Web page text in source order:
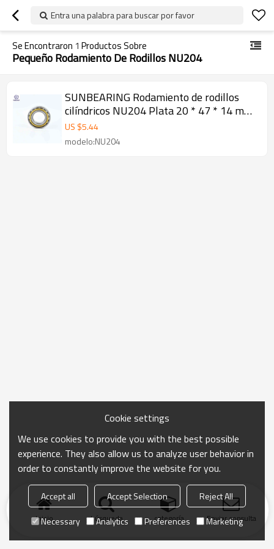
Entra una palabra para buscar por favor
Se Encontraron 1 Productos Sobre
Pequeño Rodamiento De Rodillos NU204
SUNBEARING Rodamiento de rodillos
cilíndricos NU204 Plata 20 * 47 * 14 mm
Acero al cromo GCR15
US $5.44
modelo:NU204
Inicio búsqueda categoría Enviar consulta
Cookie settings
We use cookies to provide you with the best possible
experience. They also allow us to analyze user behavior in
order to constantly improve the website for you.
Accept all Accept Selection
Reject All
Necessary
Analytics Preferences Marketing